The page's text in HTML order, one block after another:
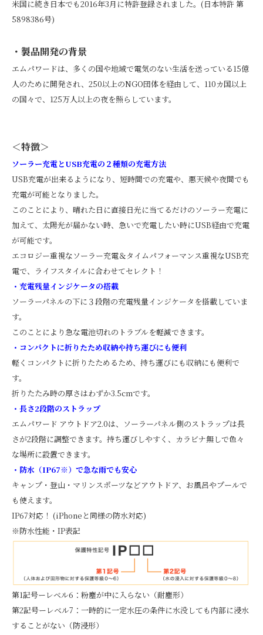
米国に続き日本でも2016年3月に特許登録されました。(日本特許 第
5898386号)
・製品開発の背景
エムパワードは、多くの国や地域で電気のない生活を送っている15億
人のために開発され、250以上のNGO団体を経由して、110カ国以上
の国々で、125万人以上の夜を照らしています。
＜特徴＞
ソーラー充電とUSB充電の２種類の充電方法
USB充電が出来るようになり、短時間での充電や、悪天候や夜間でも
充電が可能となりました。
このことにより、晴れた日に直接日光に当てるだけのソーラー充電に
加えて、太陽光が届かない時、急いで充電したい時にUSB経由で充電
が可能です。
エコロジー重視なソーラー充電＆タイムパフォーマンス重視なUSB充
電で、ライフスタイルに合わせてセレクト！
・充電残量インジケータの搭載
ソーラーパネルの下に３段階の充電残量インジケータを搭載していま
す。
このことにより急な電池切れのトラブルを軽減できます。
・コンパクトに折りたため収納や持ち運びにも便利
軽くコンパクトに折りたためるため、持ち運びにも収納にも便利で
す。
折りたたみ時の厚さはわずか3.5cmです。
・長さ2段階のストラップ
エムパワード アウトドア2.0は、ソーラーパネル側のストラップは長
さが2段階に調整できます。持ち運びしやすく、カラビナ無しで色々
な場所に設置できます。
・防水（IP67※）で急な雨でも安心
キャンプ・登山・マリンスポーツなどアウトドア、お風呂やプールで
も使えます。
IP67対応！ (iPhoneと同様の防水対応)
※防水性能・IP表記
第1記号ーレベル6：粉塵が中に入らない（耐塵形）
第2記号ーレベル7：一時的に一定水圧の条件に水没しても内部に浸水
することがない（防浸形）